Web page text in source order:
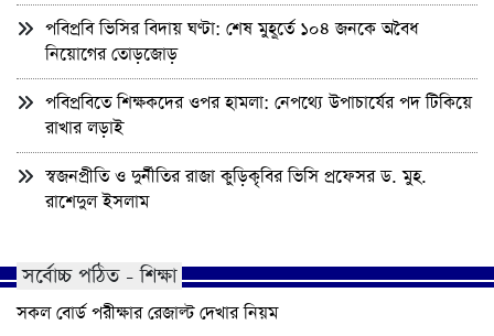
পবিপ্রবি ভিসির বিদায় ঘণ্টা: শেষ মুহূর্তে ১০৪ জনকে অবৈধ
নিয়োগের তোড়জোড়
পবিপ্রবিতে শিক্ষকদের ওপর হামলা: নেপথ্যে উপাচার্যের পদ টিকিয়ে
রাখার লড়াই
স্বজনপ্রীতি ও দুর্নীতির রাজা কুড়িকৃবির ভিসি প্রফেসর ড. মুহ.
রাশেদুল ইসলাম
সর্বোচ্চ পঠিত - শিক্ষা
সকল বোর্ড পরীক্ষার রেজাল্ট দেখার নিয়ম